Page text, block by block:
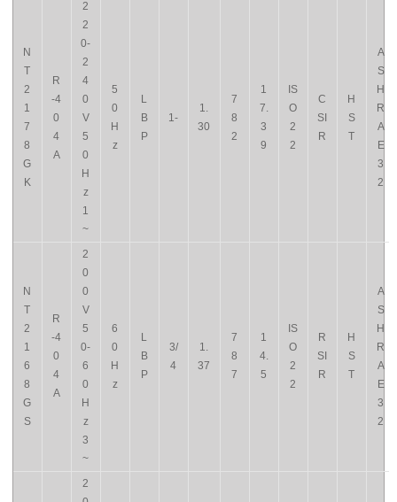
N
T
2
1
7
8
G
K
R
-4
0
4
A
2
2
0-
2
4
0
V
5
0
H
z
1
~
5
0
H
z
L
B
P
1-
1.
30
7
8
2
1
7.
3
9
IS
O
2
2
C
SI
R
H
S
T
A
S
H
R
A
E
3
2
N
T
2
1
6
8
G
S
R
-4
0
4
A
2
0
0
V
5
0-
6
0
H
z
3
~
6
0
H
z
L
B
P
3/
4
1.
37
7
8
7
1
4.
5
IS
O
2
2
R
SI
R
H
S
T
A
S
H
R
A
E
3
2
2